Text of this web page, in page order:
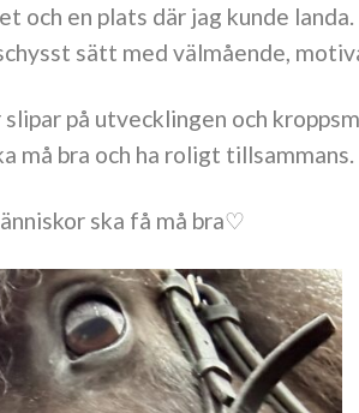
en plats där jag kunde
sätt med välmående,
på utvecklingen och
må bra och ha roligt tillsammans.
ska få må bra♡